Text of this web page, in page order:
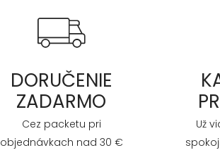
DORUČENIE
ZADARMO
Cez packetu pri
objednávkach nad 30 €
Už